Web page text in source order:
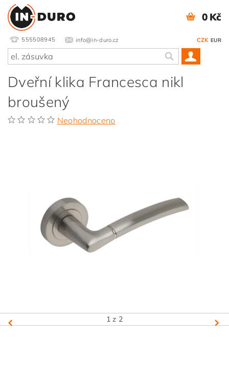
555508945 info@in-duro.cz CZK EUR
0 Kč
Dveřní klika Francesca nikl
broušený
Neohodnoceno
1 z 2